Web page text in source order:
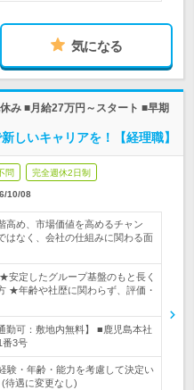
気になる
み ■月給27万円～スタート ■早期
しいキャリアを！【経理職】
問 完全週休2日制
10/08
高め、市場価値を高めるチャン
はなく、会社の仕組みに関わる面
安定したグループ基盤のもと長く
★年齢や社歴に関わらず、評価・
勤可：敷地内無料】 ■鹿児島本社
番3号
験・年齢・能力を考慮して決定い
待遇に変更なし)